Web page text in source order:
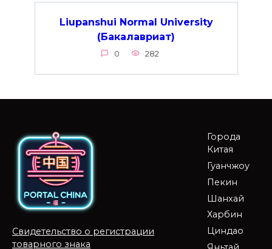
Liupanshui Normal University
(Бакалавриат)
0 282
Свидетельство о регистрации
товарного знака
Города
Китая
Гуанчжоу
Пекин
Шанхай
Харбин
Циндао